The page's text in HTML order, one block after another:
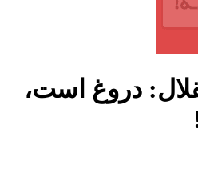
دروغ است،